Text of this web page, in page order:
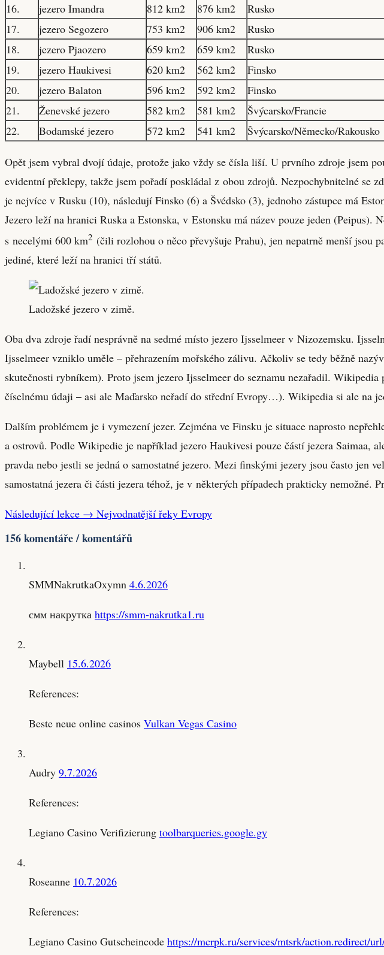
16.
jezero Imandra 812 km2 876 km2
Rusko
17.
jezero Segozero 753 km2 906 km2
Rusko
18.
jezero Pjaozero 659 km2 659 km2
Rusko
19.
jezero Haukivesi 620 km2 562 km2
Finsko
20.
jezero Balaton 596 km2 592 km2
Finsko
21.
Ženevské jezero 582 km2 581 km2
Švýcarsko/Francie
22.
Bodamské jezero 572 km2 541 km2 Švýcarsko/Německo/Rakousko
Opět jsem vybral dvojí údaje, protože jako vždy se čísla liší. U prvního zdroje jsem
evidentní překlepy, takže jsem pořadí poskládal z obou zdrojů. Nezpochybnitelné
je nejvíce v Rusku (10), následují Finsko (6) a Švédsko (3), jednoho zástupce má
Jezero leží na hranici Ruska a Estonska, v Estonsku má název pouze jeden
s necelými 600 km2 (čili rozlohou o něco převyšuje Prahu), jen nepatrně menší jsou
jediné, které leží na hranici tří států.
Ladožské jezero v zimě.
Oba dva zdroje řadí nesprávně na sedmé místo jezero Ijsselmeer v Nizozemsku.
Ijsselmeer vzniklo uměle – přehrazením mořského zálivu. Ačkoliv se tedy běžně
skutečnosti rybníkem). Proto jsem jezero Ijsselmeer do seznamu nezařadil.
číselnému údaji – asi ale Maďarsko neřadí do střední Evropy…). Wikipedia si ale na
Dalším problémem je i vymezení jezer. Zejména ve Finsku je situace naprosto
a ostrovů. Podle Wikipedie je například jezero Haukivesi pouze částí jezera
pravda nebo jestli se jedná o samostatné jezero. Mezi finskými jezery jsou často jen
samostatná jezera či části jezera téhož, je v některých případech prakticky
Následující lekce → Nejvodnatější řeky Evropy
156 komentáře / komentářů
SMMNakrutkaOxymn 4.6.2026
смм накрутка https://smm-nakrutka1.ru
Maybell 15.6.2026
References:
Beste neue online casinos Vulkan Vegas Casino
Audry 9.7.2026
References:
Legiano Casino Verifizierung toolbarqueries.google.gy
Roseanne 10.7.2026
References:
Legiano Casino Gutscheincode https://mcrpk.ru/services/mtsrk/action.redirect/